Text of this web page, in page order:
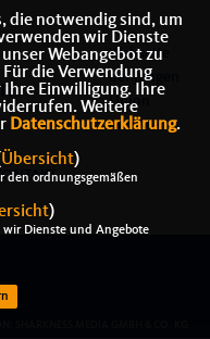
Webseite
der Jungen
Union
Münster
die notwendig sind, um
wir Dienste
Webangebot zu
die Verwendung
Einwilligung. Ihre
Weitere
Datenschutzerklärung.
Übersicht)
den ordnungsgemäßen
)
Dienste und Angebote